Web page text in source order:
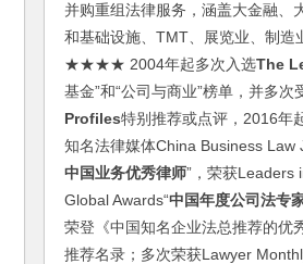
并购重组法律服务，涵盖大金融、
和基础设施、TMT、展览业、制造
★★★★ 2004年起多次入选The
基金”和“公司与商业”榜单，并多次
Profiles特别推荐或点评，2016年
知名法律媒体China Business Law
中国业务优秀律师”，荣获Leaders
Global Awards“中国年度公司法专
荣登《中国知名企业法总推荐的优
推荐名录；多次荣获Lawyer